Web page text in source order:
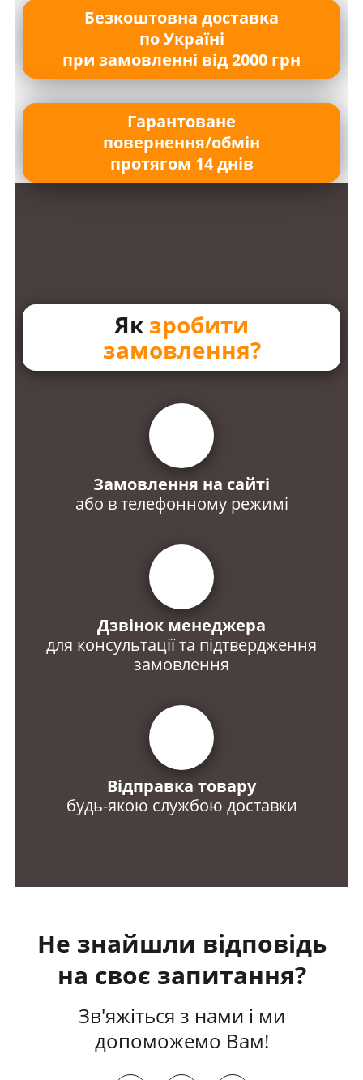
Безкоштовна доставка
по Україні
при замовленні від 2000 грн
Гарантоване
повернення/обмін
протягом 14 днів
Як зробити
замовлення?
Замовлення на сайті
або в телефонному режимі
Дзвінок менеджера
для консультації та підтвердження
замовлення
Відправка товару
будь-якою службою доставки
Не знайшли відповідь
на своє запитання?
Зв'яжіться з нами і ми
допоможемо Вам!